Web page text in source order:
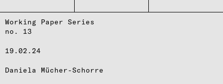
Working Paper Series
no. 13
19.02.24
Daniela Mücher-Schorre